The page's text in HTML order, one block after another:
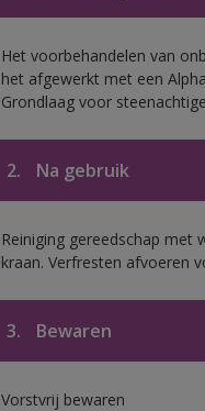
Het voorbehandelen van
het afgewerkt met een
Grondlaag voor
2. Na gebruik
Reiniging gereedschap
kraan. Verfresten afvoeren
3. Bewaren
Vorstvrij bewaren